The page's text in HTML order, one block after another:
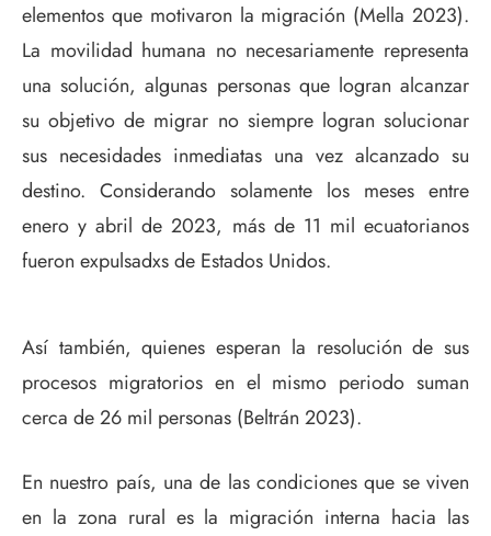
elementos que motivaron la migración (Mella 2023).
La movilidad humana no necesariamente representa
una solución, algunas personas que logran alcanzar
su objetivo de migrar no siempre logran solucionar
sus necesidades inmediatas una vez alcanzado su
destino. Considerando solamente los meses entre
enero y abril de 2023, más de 11 mil ecuatorianos
fueron expulsadxs de Estados Unidos.
Así también, quienes esperan la resolución de sus
procesos migratorios en el mismo periodo suman
cerca de 26 mil personas (Beltrán 2023).
En nuestro país, una de las condiciones que se viven
en la zona rural es la migración interna hacia las